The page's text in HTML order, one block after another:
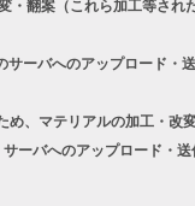
翻案（これら加工等され
ーバへのアップロード・
マテリアルの加工・改
バへのアップロード・送